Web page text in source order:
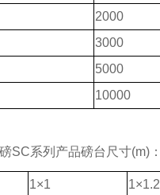
2000
3000
5000
10000
SC系列产品磅台尺寸(m)：
1×1 1×1.2